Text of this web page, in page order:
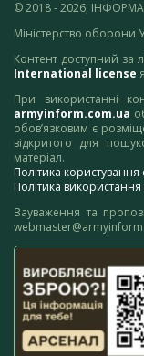
© 2018 - 2026,
Міністерство оборони
Контент доступний за
International license
При використанні
armyinform.com.ua
обов’язковим є
відкритого для
матеріал.
Політика
Політика
Зауваження та